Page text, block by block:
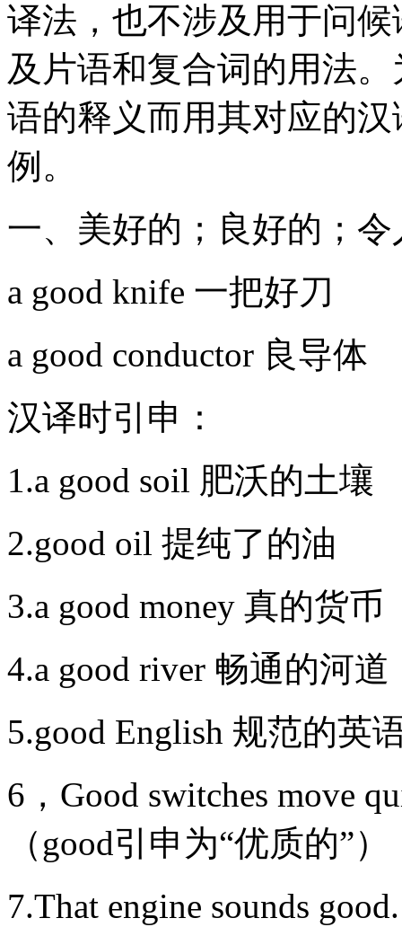
译法，也不涉及用于问
及片语和复合词的用法
语的释义而用其对应的
例。
一、美好的；良好的
a good knife 一把好
a good conductor 良
汉译时引申：
1.a good soil 肥沃的
2.good oil 提纯了的
3.a good money 真的
4.a good river 畅通的
5.good English 规范
6，Good switches move
（good引申为“优质的”）
7.That engine sounds